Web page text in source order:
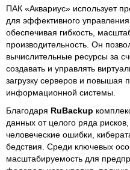
ПАК «Аквариус» использует
для эффективного
обеспечивая гибкость,
производительность. Он
вычислительные ресурсы за
создавать и управлять
загрузку серверов и повышая
информационной системы.
Благодаря RuBackup
данных от целого ряда
человеческие ошибки,
бедствия. Среди ключевых
масштабируемость для